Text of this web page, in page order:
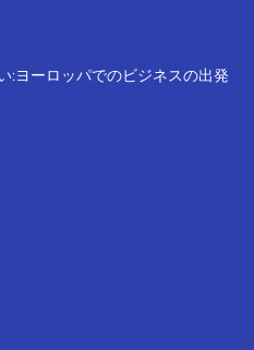
:ヨーロッパでのビジネスの出発